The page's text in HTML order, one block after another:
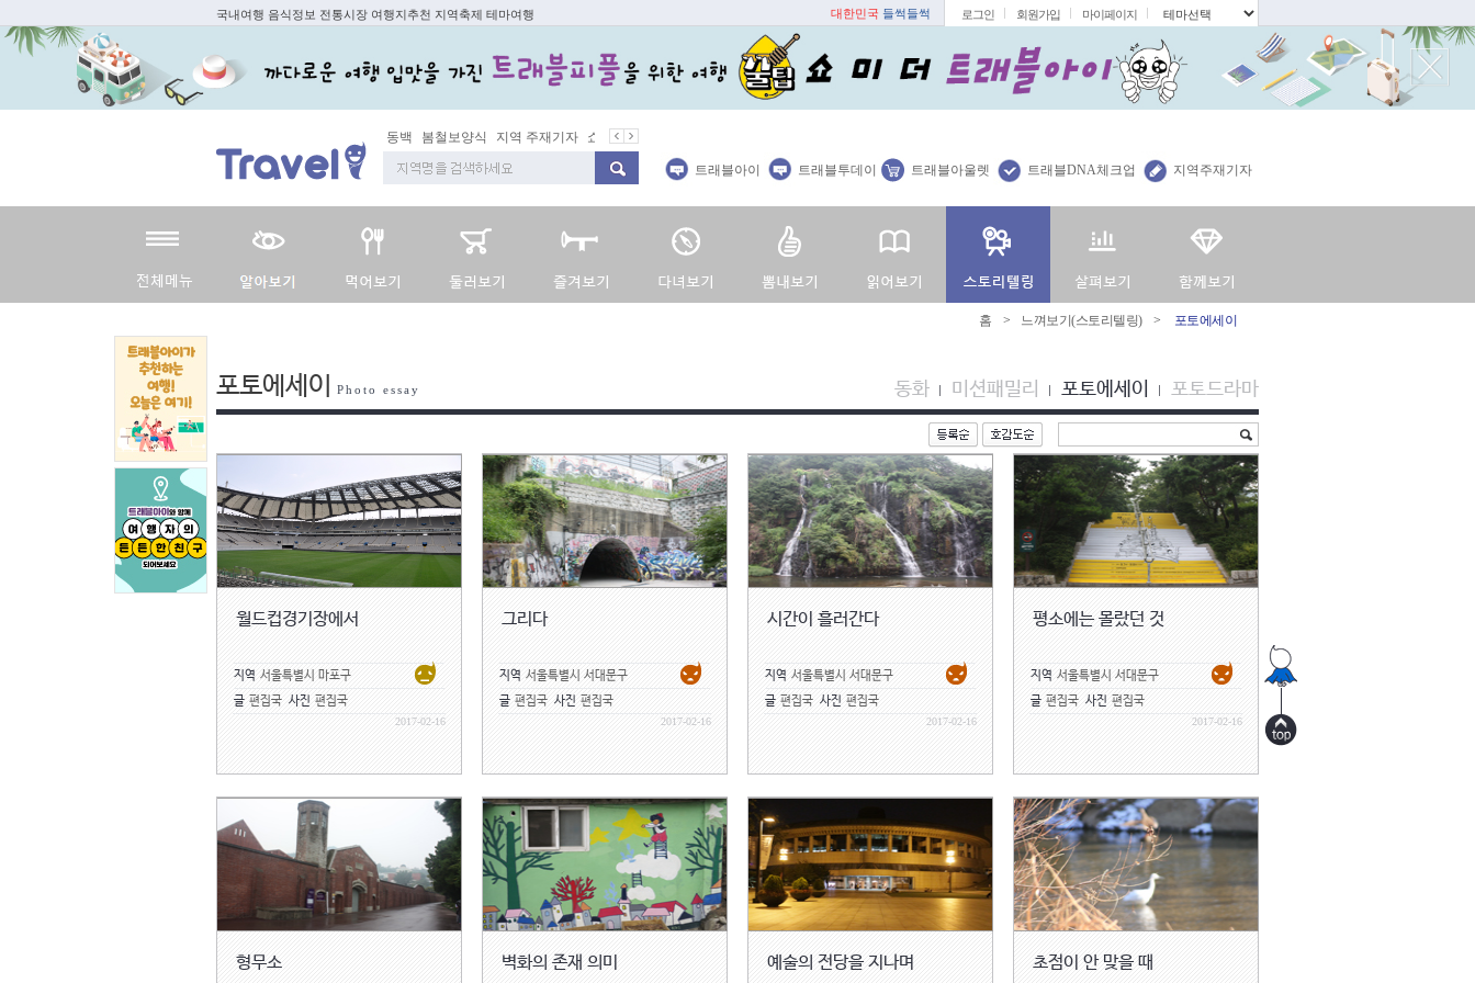
국내여행 음식정보 전통시장 여행지추천 지역축제 테마여행 대한민국 들썩들썩 로그인 회원가입 마이페이지
동백 봄철보양식 지역 주재기자 쇼 미 더 트래블아이
트래블아이 트래블투데이 트래블아울렛 트래블DNA체크업 지역주재기자
홈 > 느껴보기(스토리텔링) > 포토에세이
포토에세이 Photo essay 동화 미션패밀리 포토에세이 포토드라마
월드컵경기장에서
지역 서울특별시 마포구
글 편집국 사진 편집국
2017-02-16
그리다
지역 서울특별시 서대문구
글 편집국 사진 편집국
2017-02-16
시간이 흘러간다
지역 서울특별시 서대문구
글 편집국 사진 편집국
2017-02-16
평소에는 몰랐던 것
지역 서울특별시 서대문구
글 편집국 사진 편집국
2017-02-16
형무소 벽화의 존재 의미 예술의 전당을 지나며 초점이 안 맞을 때